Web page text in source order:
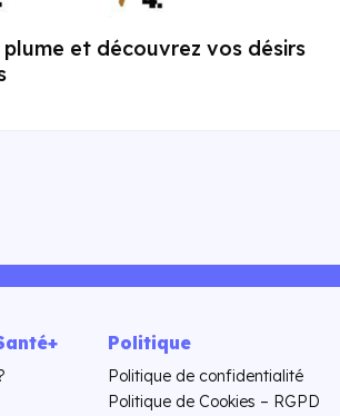
plume et découvrez vos désirs
Politique
Politique de confidentialité
Politique de Cookies – RGPD